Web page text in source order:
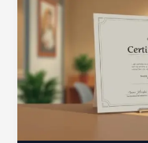
Significado
Aplicación